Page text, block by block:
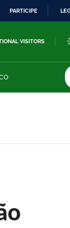
PARTICIPE
VISITORS